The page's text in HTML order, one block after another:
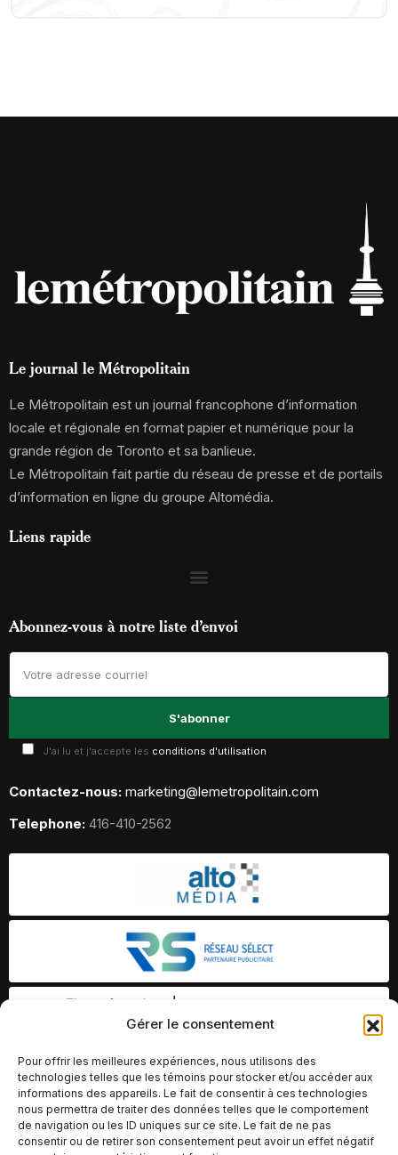
Gérer le consentement
Pour offrir les meilleures expériences, nous utilisons des
technologies telles que les témoins pour stocker et/ou accéder aux
informations des appareils. Le fait de consentir à ces technologies
nous permettra de traiter des données telles que le comportement
de navigation ou les ID uniques sur ce site. Le fait de ne pas
consentir ou de retirer son consentement peut avoir un effet négatif
Le journal le Métropolitain
Le Métropolitain est un journal francophone d’information
locale et régionale en format papier et numérique pour la
grande région de Toronto et sa banlieue.
Le Métropolitain fait partie du réseau de presse et de portails
d’information en ligne du groupe Altomédia.
Liens rapide
Abonnez-vous à notre liste d’envoi
J'ai lu et j'accepte les conditions d'utilisation
Contactez-nous: marketing@lemetropolitain.com
Telephone: 416-410-2562